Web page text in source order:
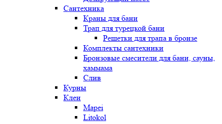
Сантехника
Краны для бани
Трап для турецкой бани
Решетки для трапа в бронзе
Комплекты сантехники
Бронзовые смесители для бани, сауны,
хаммама
Слив
Курны
Клеи
Mapei
Litokol